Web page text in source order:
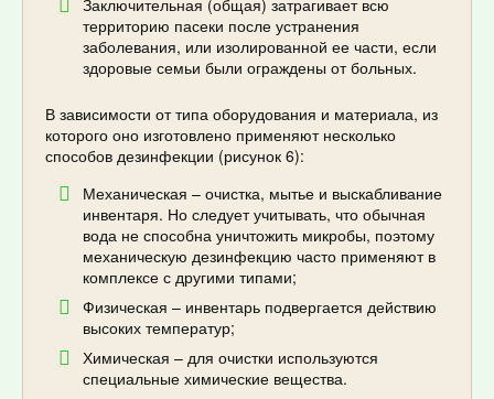
территорию пасеки после устранения
заболевания, или изолированной ее части, если
здоровые семьи были ограждены от больных.
В зависимости от типа оборудования и материала, из
которого оно изготовлено применяют несколько
способов дезинфекции (рисунок 6):
Механическая – очистка, мытье и выскабливание
инвентаря. Но следует учитывать, что обычная
вода не способна уничтожить микробы, поэтому
механическую дезинфекцию часто применяют в
комплексе с другими типами;
Физическая – инвентарь подвергается действию
высоких температур;
Химическая – для очистки используются
специальные химические вещества.